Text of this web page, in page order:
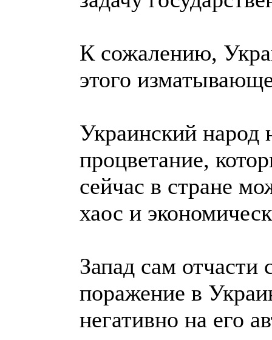
К сожалению,
этого
Украинский народ
процветание,
сейчас в стране
хаос и
Запад сам отчасти
поражение в
негативно на его